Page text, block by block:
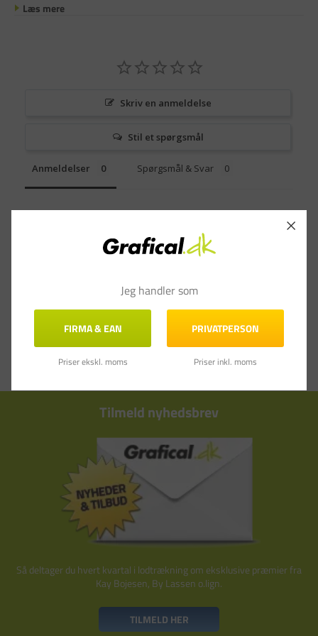
Læs mere
Skriv en anmeldelse
Stil et spørgsmål
Anmeldelser Spørgsmål & Svar
Tilmeld nyhedsbrev
Så deltager du hvert kvartal i lodtrækning om eksklusive præmier fra
Kay Bojesen, By Lassen o.lign.
TILMELD HER
Jeg handler som
FIRMA & EAN
Priser ekskl. moms
PRIVATPERSON
Priser inkl. moms